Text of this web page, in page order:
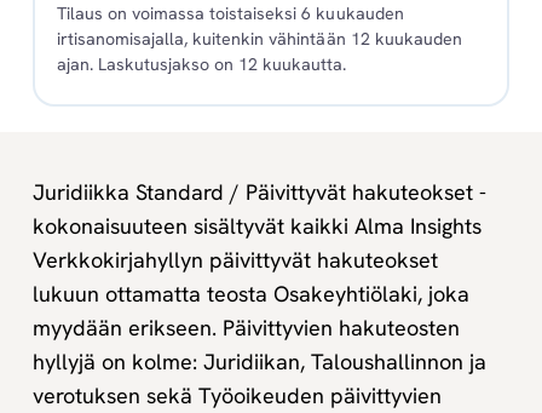
hakuteokset
määrä
Tilaus on voimassa toistaiseksi 6 kuukauden
irtisanomisajalla, kuitenkin vähintään 12 kuukauden
ajan. Laskutusjakso on 12 kuukautta.
Juridiikka Standard / Päivittyvät hakuteokset -
kokonaisuuteen sisältyvät kaikki Alma Insights
Verkkokirjahyllyn päivittyvät hakuteokset
lukuun ottamatta teosta Osakeyhtiölaki, joka
myydään erikseen. Päivittyvien hakuteosten
hyllyjä on kolme: Juridiikan, Taloushallinnon ja
verotuksen sekä Työoikeuden päivittyvien